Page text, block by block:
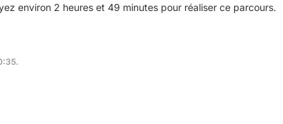
environ 2 heures et 49 minutes pour réaliser ce parcours.